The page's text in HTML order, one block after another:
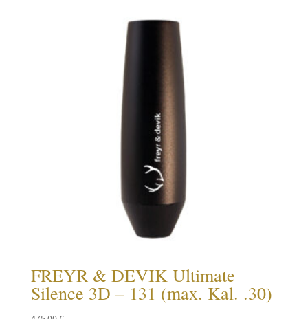
FREYR & DEVIK Ultimate
Silence 3D – 131 (max. Kal. .30)